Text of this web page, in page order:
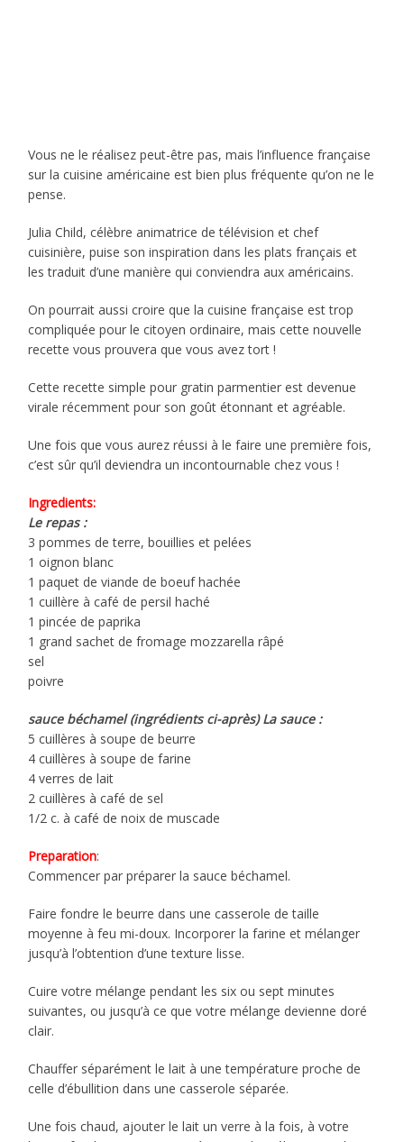
Vous ne le réalisez peut-être pas, mais l’influence française
sur la cuisine américaine est bien plus fréquente qu’on ne le
pense.
Julia Child, célèbre animatrice de télévision et chef
cuisinière, puise son inspiration dans les plats français et
les traduit d’une manière qui conviendra aux américains.
On pourrait aussi croire que la cuisine française est trop
compliquée pour le citoyen ordinaire, mais cette nouvelle
recette vous prouvera que vous avez tort !
Cette recette simple pour gratin parmentier est devenue
virale récemment pour son goût étonnant et agréable.
Une fois que vous aurez réussi à le faire une première fois,
c’est sûr qu’il deviendra un incontournable chez vous !
Ingredients:
Le repas :
3 pommes de terre, bouillies et pelées
1 oignon blanc
1 paquet de viande de boeuf hachée
1 cuillère à café de persil haché
1 pincée de paprika
1 grand sachet de fromage mozzarella râpé
sel
poivre
sauce béchamel (ingrédients ci-après) La sauce :
5 cuillères à soupe de beurre
4 cuillères à soupe de farine
4 verres de lait
2 cuillères à café de sel
1/2 c. à café de noix de muscade
Preparation:
Commencer par préparer la sauce béchamel.
Faire fondre le beurre dans une casserole de taille
moyenne à feu mi-doux. Incorporer la farine et mélanger
jusqu’à l’obtention d’une texture lisse.
Cuire votre mélange pendant les six ou sept minutes
suivantes, ou jusqu’à ce que votre mélange devienne doré
clair.
Chauffer séparément le lait à une température proche de
celle d’ébullition dans une casserole séparée.
Une fois chaud, ajouter le lait un verre à la fois, à votre